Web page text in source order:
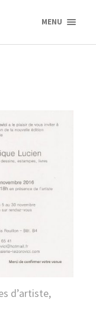
MENU
d’artiste,